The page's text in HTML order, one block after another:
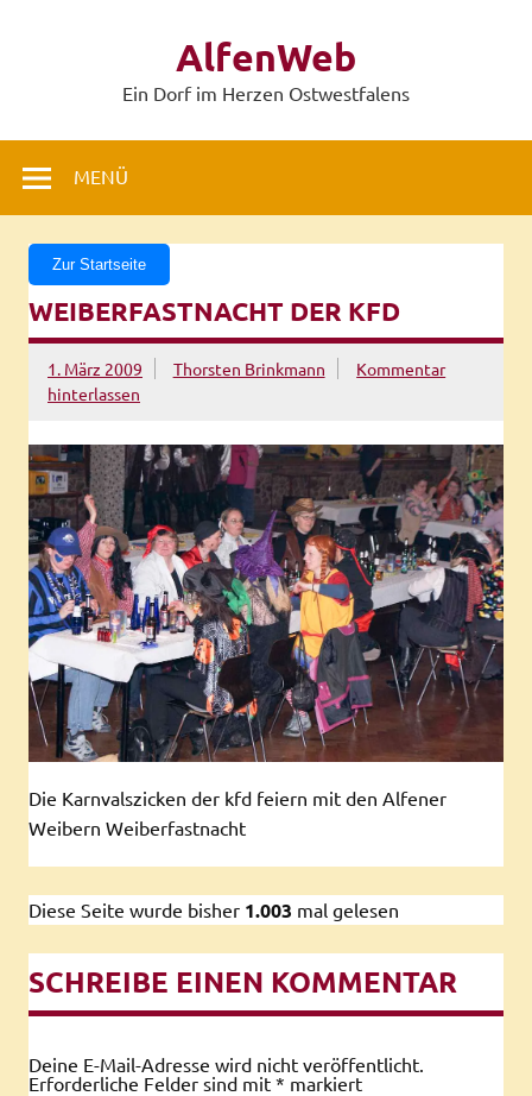
AlfenWeb
Ein Dorf im Herzen Ostwestfalens
MENÜ
Zur Startseite
WEIBERFASTNACHT DER KFD
1. März 2009 Thorsten Brinkmann
Kommentar
hinterlassen
Die Karnvalszicken der kfd feiern mit den Alfener
Weibern Weiberfastnacht
Diese Seite wurde bisher 1.003 mal gelesen
SCHREIBE EINEN KOMMENTAR
Deine E-Mail-Adresse wird nicht veröffentlicht.
Erforderliche Felder sind mit * markiert